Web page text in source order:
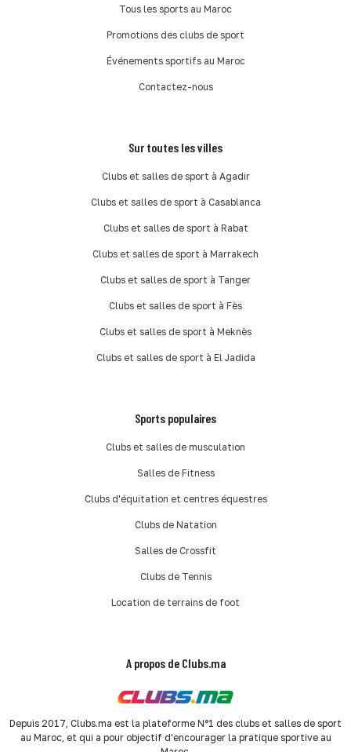
Tous les sports au Maroc
Promotions des clubs de sport
Événements sportifs au Maroc
Contactez-nous
Sur toutes les villes
Clubs et salles de sport à Agadir
Clubs et salles de sport à Casablanca
Clubs et salles de sport à Rabat
Clubs et salles de sport à Marrakech
Clubs et salles de sport à Tanger
Clubs et salles de sport à Fès
Clubs et salles de sport à Meknès
Clubs et salles de sport à El Jadida
Sports populaires
Clubs et salles de musculation
Salles de Fitness
Clubs d'équitation et centres équestres
Clubs de Natation
Salles de Crossfit
Clubs de Tennis
Location de terrains de foot
A propos de Clubs.ma
Depuis 2017, Clubs.ma est la plateforme N°1 des clubs et salles de sport
au Maroc, et qui a pour objectif d'encourager la pratique sportive au